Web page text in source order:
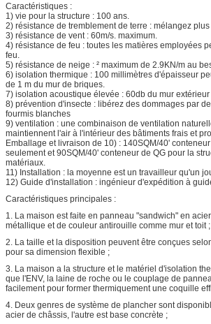
Caractéristiques :
1) vie pour la structure : 100 ans.
2) résistance de tremblement de terre : mélangez
3) résistance de vent : 60m/s. maximum.
4) résistance de feu : toutes les matières employées
feu.
5) résistance de neige : ² maximum de 2.9KN/m au
6) isolation thermique : 100 millimètres d'épaisseur
de 1 m du mur de briques.
7) isolation acoustique élevée : 60db du mur
8) prévention d'insecte : libérez des dommages par
fourmis blanches
9) ventilation : une combinaison de ventilation
maintiennent l'air à l'intérieur des bâtiments frais et
Emballage et livraison de 10) : 140SQM/40'
seulement et 90SQM/40' conteneur de QG pour la
matériaux.
11) Installation : la moyenne est un travailleur qu'un
12) Guide d'installation : ingénieur d'expédition à
Caractéristiques principales :
1. La maison est faite en panneau "sandwich" en
métallique et de couleur antirouille comme mur et toit ;
2. La taille et la disposition peuvent être conçues
pour sa dimension flexible ;
3. La maison a la structure et le matériel d'isolation
que l'ENV, la laine de roche ou le couplage de
facilement pour former thermiquement une coquille
4. Deux genres de système de plancher sont
acier de châssis, l'autre est base concrète ;